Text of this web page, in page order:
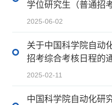
学位研究生（普通招
2025-06-02
关于中国科学院自动
招考综合考核日程的
2025-02-11
中国科学院自动化研